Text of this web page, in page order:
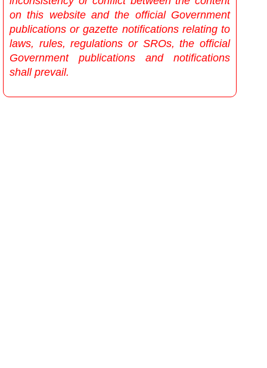
on this website and the official Government
publications or gazette notifications relating to
laws, rules, regulations or SROs, the official
Government publications and notifications
shall prevail.